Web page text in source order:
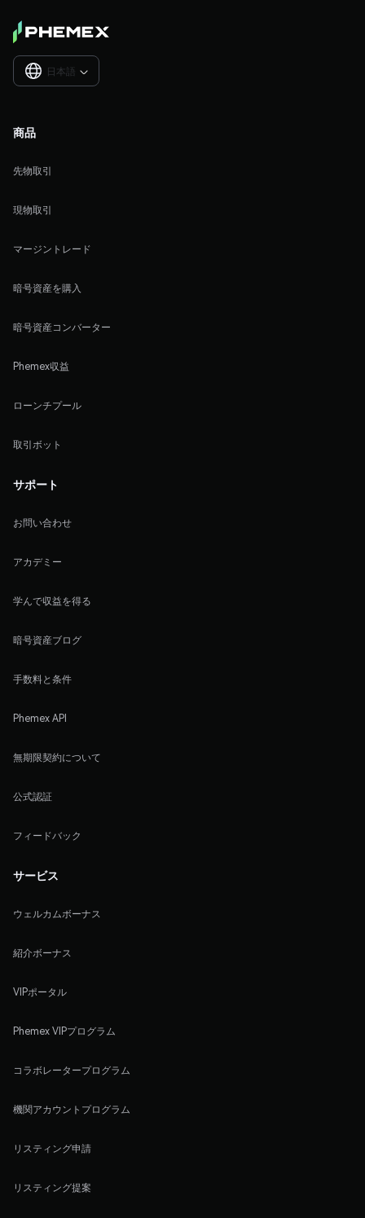
日本語 
商品
先物取引
現物取引
マージントレード
暗号資産を購入
暗号資産コンバーター
Phemex収益
ローンチプール
取引ボット
サポート
お問い合わせ
アカデミー
学んで収益を得る
暗号資産ブログ
手数料と条件
Phemex API
無期限契約について
公式認証
フィードバック
サービス
ウェルカムボーナス
紹介ボーナス
VIPポータル
Phemex VIPプログラム
コラボレータープログラム
機関アカウントプログラム
リスティング申請
リスティング提案